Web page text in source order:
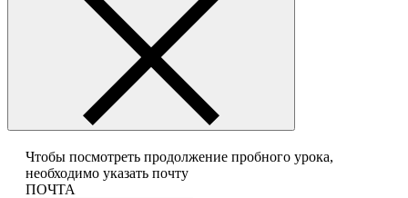
Чтобы посмотреть продолжение пробного урока,
необходимо указать почту
ПОЧТА